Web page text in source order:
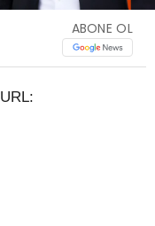
ABONE OL
URL: